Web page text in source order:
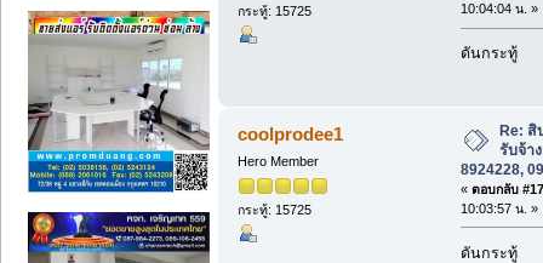
กระทู้: 15725
10:04:04 น. »
ดันกระทู้
coolprodee1
Hero Member
กระทู้: 15725
Re: สิ
รับจ้า
8924228,
« ตอบกลับ
10:03:57 น. »
ดันกระทู้